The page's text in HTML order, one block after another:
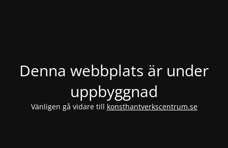
Denna webbplats är under
uppbyggnad
Vänligen gå vidare till konsthantverkscentrum.se